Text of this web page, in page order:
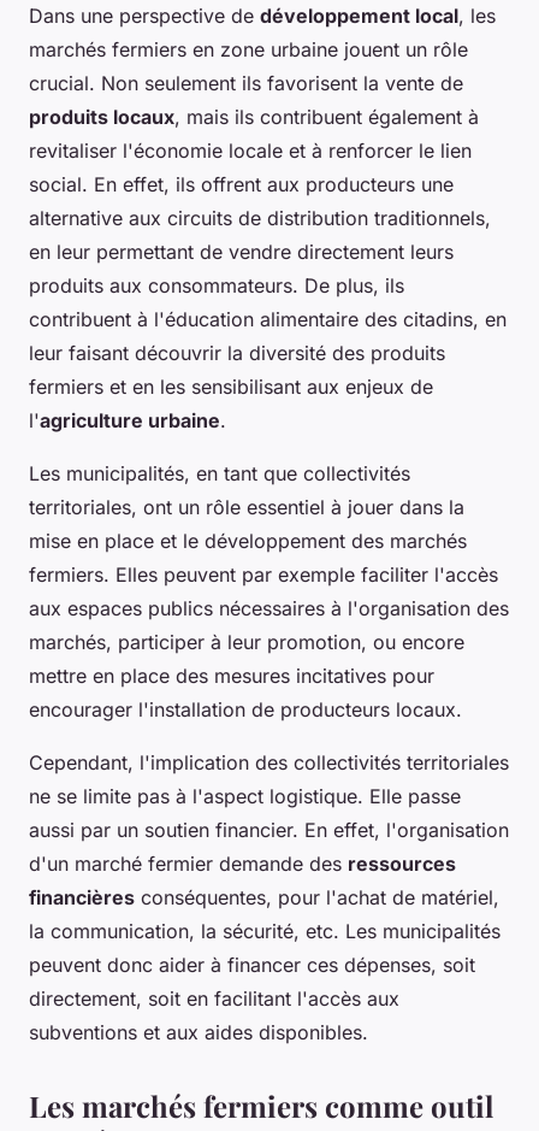
Dans une perspective de développement local, les
marchés fermiers en zone urbaine jouent un rôle
crucial. Non seulement ils favorisent la vente de
produits locaux, mais ils contribuent également à
revitaliser l'économie locale et à renforcer le lien
social. En effet, ils offrent aux producteurs une
alternative aux circuits de distribution traditionnels,
en leur permettant de vendre directement leurs
produits aux consommateurs. De plus, ils
contribuent à l'éducation alimentaire des citadins, en
leur faisant découvrir la diversité des produits
fermiers et en les sensibilisant aux enjeux de
l'agriculture urbaine.
Les municipalités, en tant que collectivités
territoriales, ont un rôle essentiel à jouer dans la
mise en place et le développement des marchés
fermiers. Elles peuvent par exemple faciliter l'accès
aux espaces publics nécessaires à l'organisation des
marchés, participer à leur promotion, ou encore
mettre en place des mesures incitatives pour
encourager l'installation de producteurs locaux.
Cependant, l'implication des collectivités territoriales
ne se limite pas à l'aspect logistique. Elle passe
aussi par un soutien financier. En effet, l'organisation
d'un marché fermier demande des ressources
financières conséquentes, pour l'achat de matériel,
la communication, la sécurité, etc. Les municipalités
peuvent donc aider à financer ces dépenses, soit
directement, soit en facilitant l'accès aux
subventions et aux aides disponibles.
Les marchés fermiers comme outil